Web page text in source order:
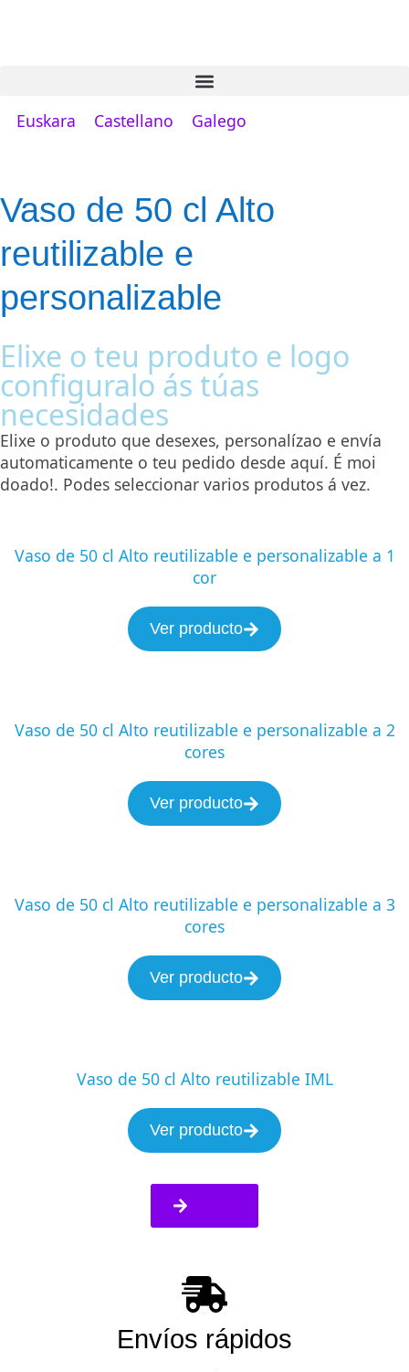
Euskara Castellano Galego
Vaso de 50 cl Alto
reutilizable e
personalizable
Elixe o teu produto e logo
configuralo ás túas
necesidades
Elixe o produto que desexes, personalízao e envía
automaticamente o teu pedido desde aquí. É moi
doado!. Podes seleccionar varios produtos á vez.
Vaso de 50 cl Alto reutilizable e personalizable a 1
cor
Ver producto
Vaso de 50 cl Alto reutilizable e personalizable a 2
cores
Ver producto
Vaso de 50 cl Alto reutilizable e personalizable a 3
cores
Ver producto
Vaso de 50 cl Alto reutilizable IML
Ver producto
Envíos rápidos